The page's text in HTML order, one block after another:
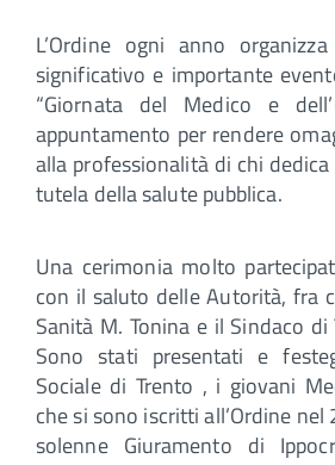
L’Ordine ogni anno
significativo e importante
“Giornata del Medico e
appuntamento per rendere
alla professionalità di chi
tutela della salute pubblica.
Una cerimonia molto
con il saluto delle Autorità, fra
Sanità M. Tonina e il Sindaco di
Sono stati presentati e
Sociale di Trento , i giovani
che si sono iscritti all’Ordine
solenne Giuramento di